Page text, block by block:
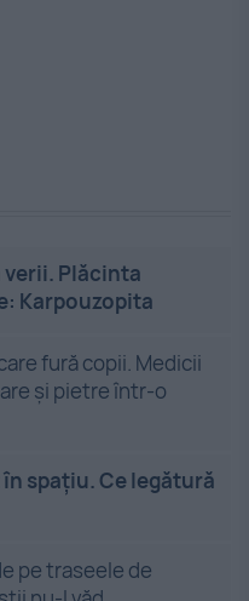
verii. Plăcinta
Karpouzopita
fură copii. Medicii
și pietre într-o
spațiu. Ce legătură
pe traseele de